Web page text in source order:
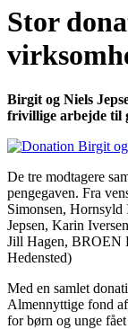
Stor
Birgit og Niels
frivillige arbejde til
De tre modtagere
pengegaven. Fra
Simonsen,
Jepsen, Karin
Jill Hagen, BROEN
Hedensted)
Med en samlet
Almennyttige fond
for børn og unge